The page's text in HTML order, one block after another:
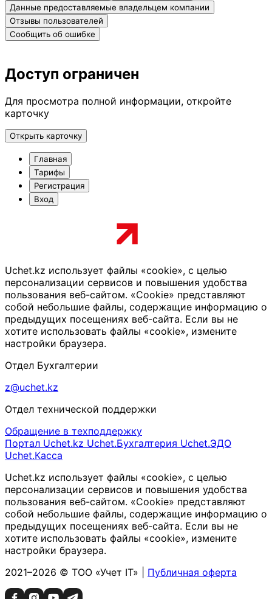
Данные предоставляемые владельцем компании
Отзывы пользователей
Сообщить об ошибке
Доступ ограничен
Для просмотра полной информации, откройте
карточку
Открыть карточку
Главная
Тарифы
Регистрация
Вход
Uchet.kz использует файлы «cookie», с целью
персонализации сервисов и повышения удобства
пользования веб-сайтом. «Cookie» представляют
собой небольшие файлы, содержащие информацию о
предыдущих посещениях веб-сайта. Если вы не
хотите использовать файлы «cookie», измените
настройки браузера.
Отдел Бухгалтерии
z@uchet.kz
Отдел технической поддержки
Обращение в техподдержку
Портал Uchet.kz Uchet.Бухгалтерия Uchet.ЭДО
Uchet.Касса
Uchet.kz использует файлы «cookie», с целью
персонализации сервисов и повышения удобства
пользования веб-сайтом. «Cookie» представляют
собой небольшие файлы, содержащие информацию о
предыдущих посещениях веб-сайта. Если вы не
хотите использовать файлы «cookie», измените
настройки браузера.
2021–2026 © ТОО «Учет IT» | Публичная оферта